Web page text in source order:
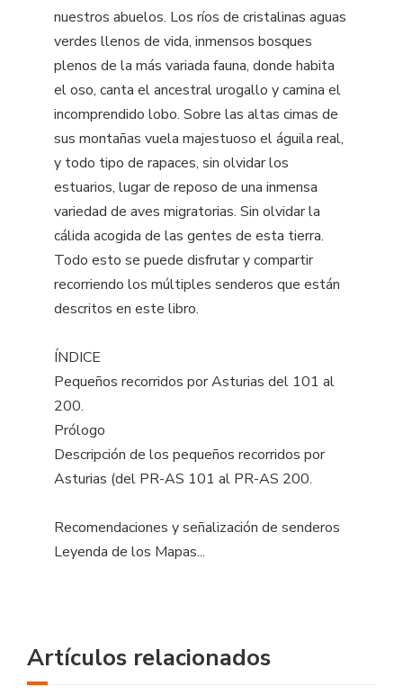
nuestros abuelos. Los ríos de cristalinas aguas
verdes llenos de vida, inmensos bosques
plenos de la más variada fauna, donde habita
el oso, canta el ancestral urogallo y camina el
incomprendido lobo. Sobre las altas cimas de
sus montañas vuela majestuoso el águila real,
y todo tipo de rapaces, sin olvidar los
estuarios, lugar de reposo de una inmensa
variedad de aves migratorias. Sin olvidar la
cálida acogida de las gentes de esta tierra.
Todo esto se puede disfrutar y compartir
recorriendo los múltiples senderos que están
descritos en este libro.
ÍNDICE
Pequeños recorridos por Asturias del 101 al
200.
Prólogo
Descripción de los pequeños recorridos por
Asturias (del PR-AS 101 al PR-AS 200.
Recomendaciones y señalización de senderos
Leyenda de los Mapas...
Artículos relacionados